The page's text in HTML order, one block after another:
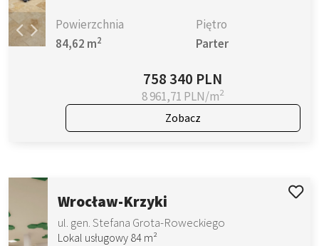
Powierzchnia
84,62 m2
Piętro
Parter
758 340 PLN
8 961,71 PLN/m2
Zobacz
Wrocław-Krzyki
ul. gen. Stefana Grota-Roweckiego
Lokal usługowy 84 m²